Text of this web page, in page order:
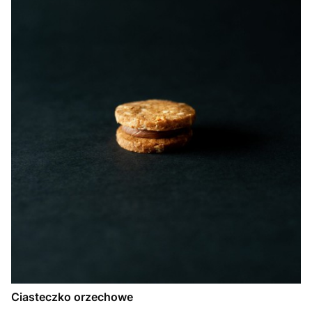
Ciasteczko orzechowe